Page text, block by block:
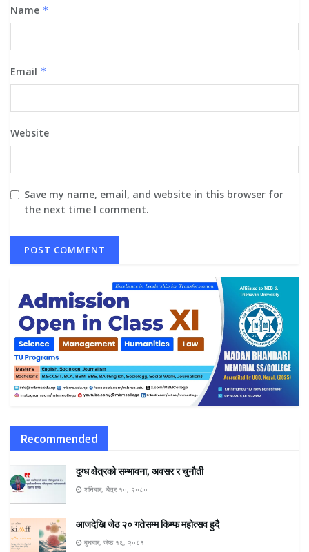
Name *
Email *
Website
Save my name, email, and website in this browser for
the next time I comment.
Recommended
दुग्ध क्षेत्रको सम्भावना, अवसर र चुनौती
शनिबार, चैत्र १०, २०८०
आजदेखि जेठ २० गतेसम्म किम्फ महोत्सव हुदै
बुधबार, जेष्ठ १६, २०८१